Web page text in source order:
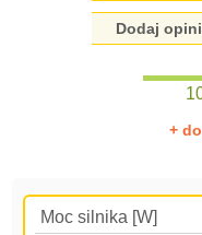
Dodaj
+
Moc silnika [W]